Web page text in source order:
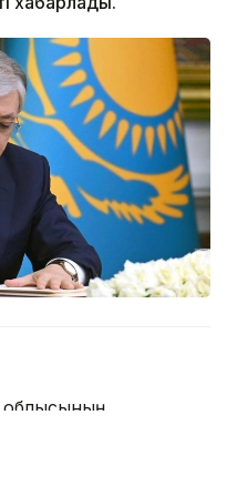
облысының